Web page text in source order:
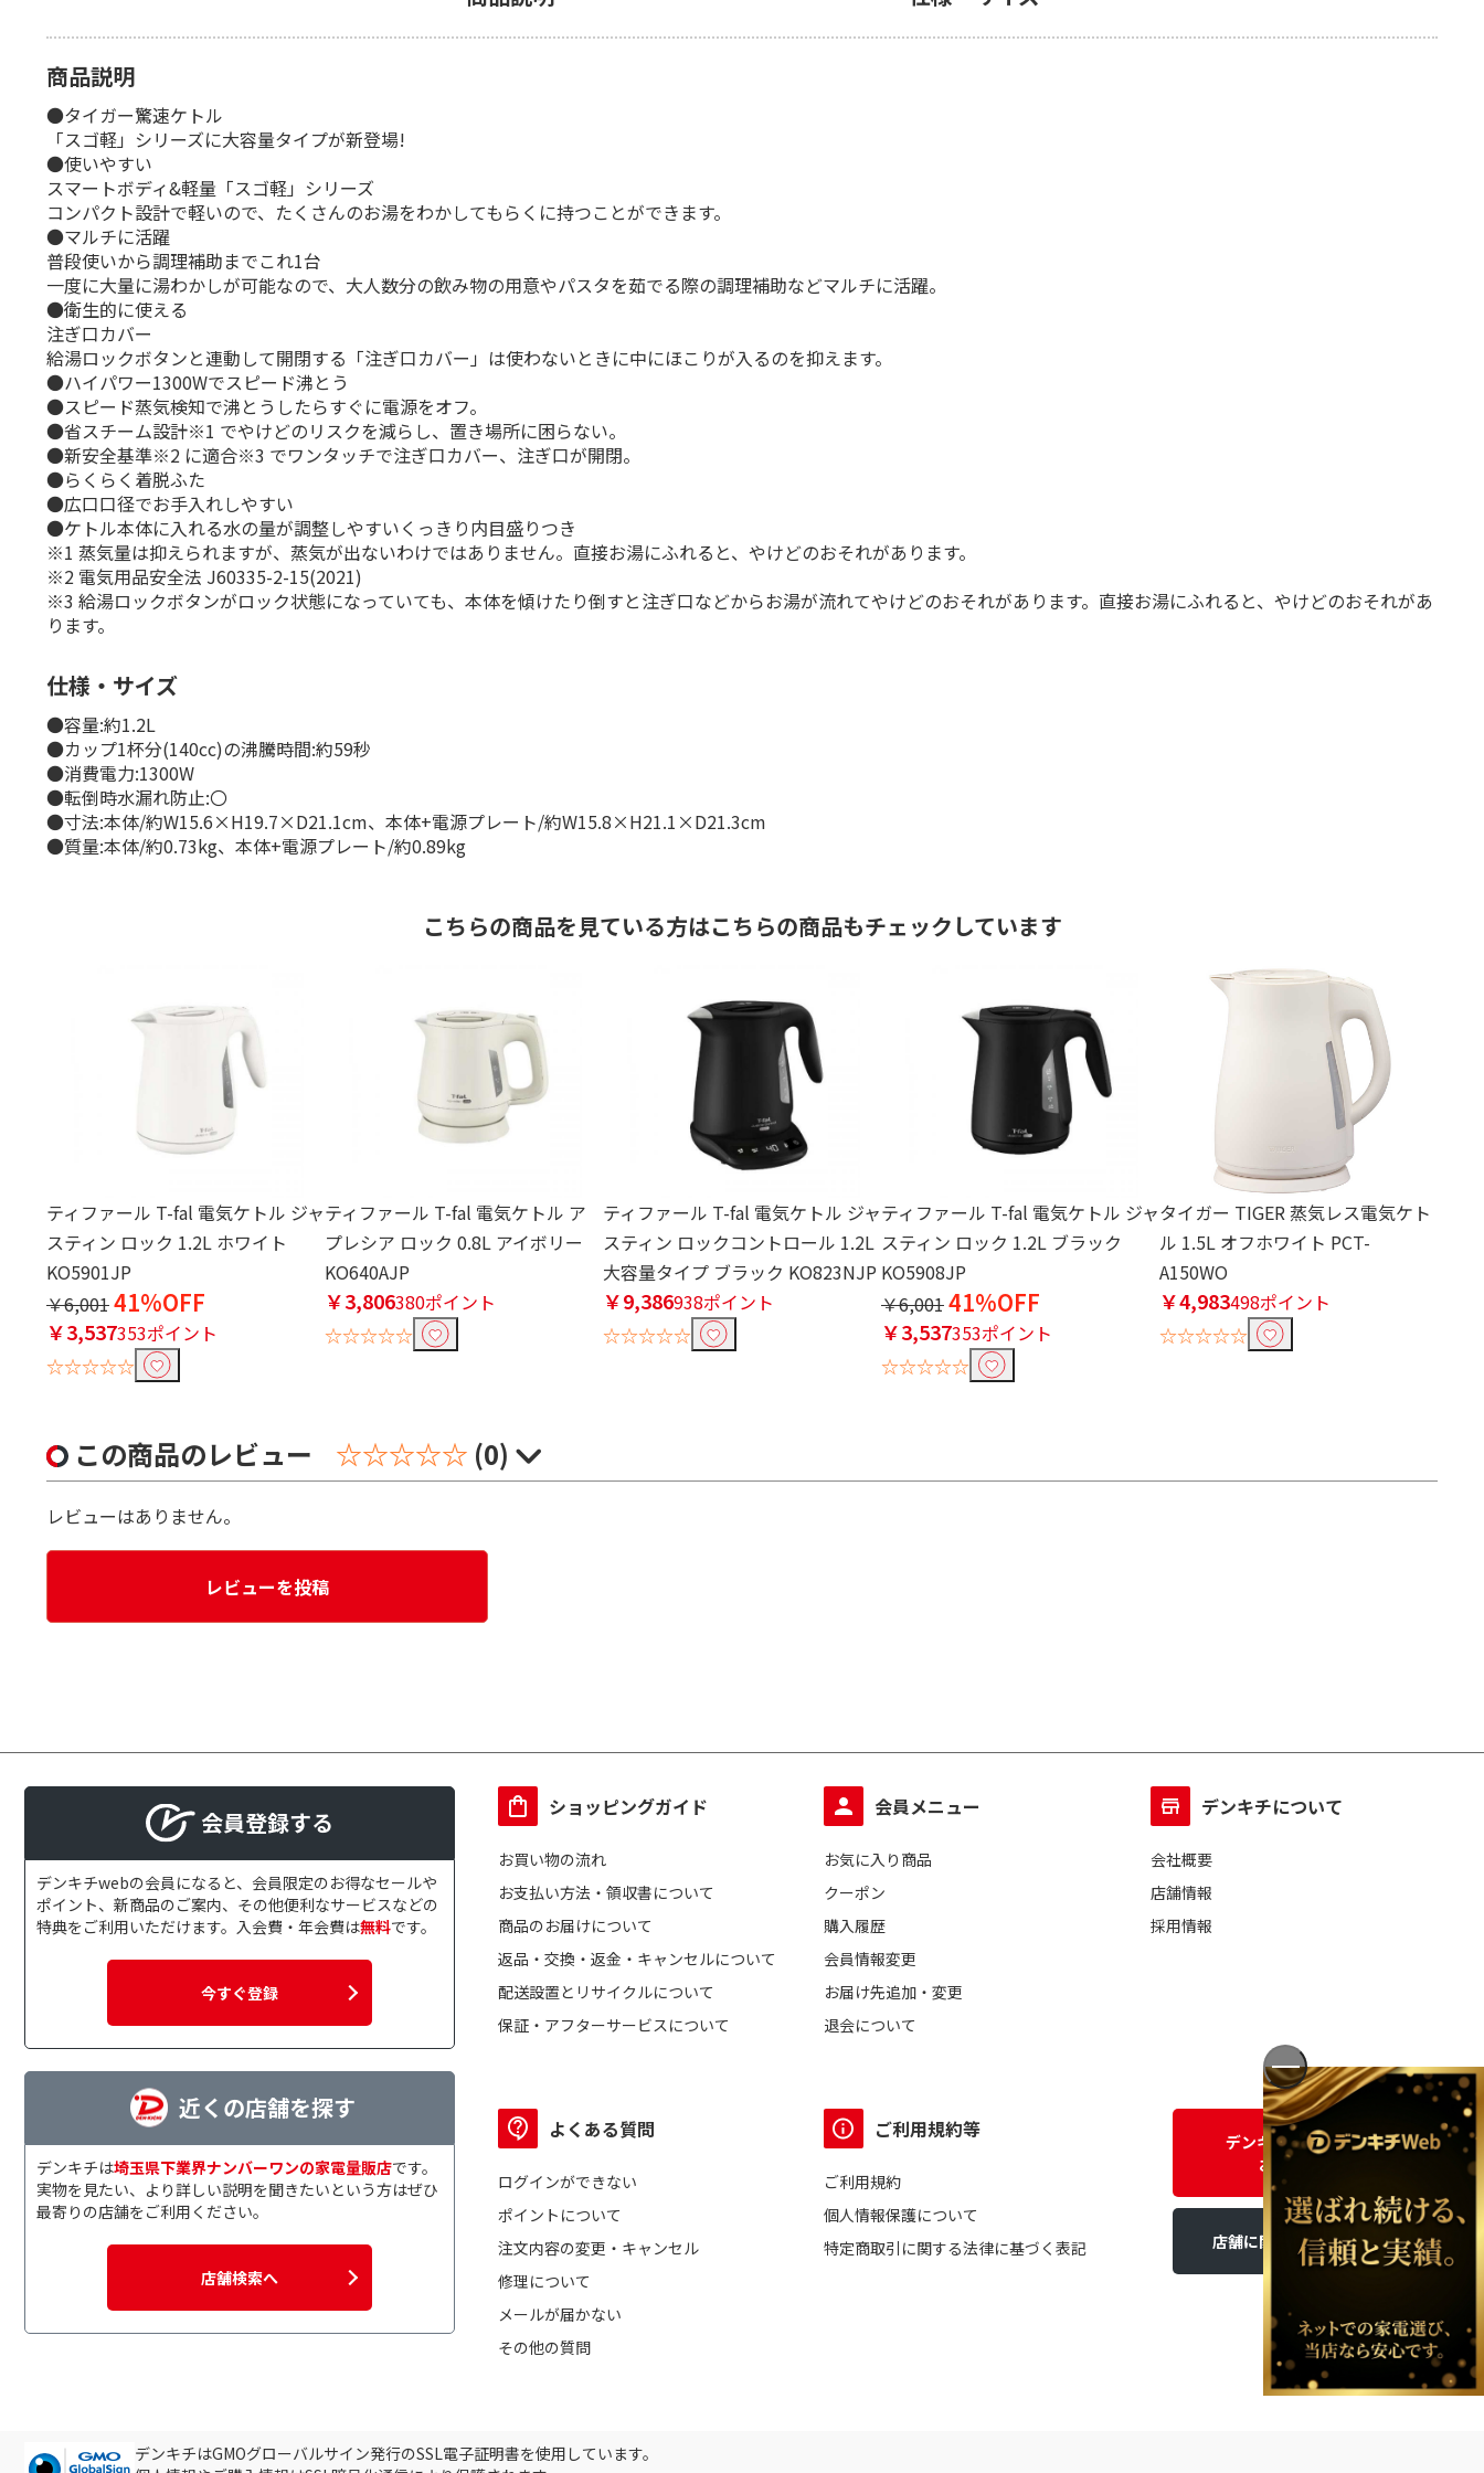
商品説明
●タイガー驚速ケトル
「スゴ軽」シリーズに大容量タイプが新登場!
●使いやすい
スマートボディ&軽量「スゴ軽」シリーズ
コンパクト設計で軽いので、たくさんのお湯をわかしてもらくに持つことができます。
●マルチに活躍
普段使いから調理補助までこれ1台
一度に大量に湯わかしが可能なので、大人数分の飲み物の用意やパスタを茹でる際の調理補助などマルチに活躍。
●衛生的に使える
注ぎ口カバー
給湯ロックボタンと連動して開閉する「注ぎ口カバー」は使わないときに中にほこりが入るのを抑えます。
●ハイパワー1300Wでスピード沸とう
●スピード蒸気検知で沸とうしたらすぐに電源をオフ。
●省スチーム設計※1 でやけどのリスクを減らし、置き場所に困らない。
●新安全基準※2 に適合※3 でワンタッチで注ぎ口カバー、注ぎ口が開閉。
●らくらく着脱ふた
●広口口径でお手入れしやすい
●ケトル本体に入れる水の量が調整しやすいくっきり内目盛りつき
※1 蒸気量は抑えられますが、蒸気が出ないわけではありません。直接お湯にふれると、やけどのおそれがあります。
※2 電気用品安全法 J60335-2-15(2021)
※3 給湯ロックボタンがロック状態になっていても、本体を傾けたり倒すと注ぎ口などからお湯が流れてやけどのおそれがあります。直接お湯にふれると、やけどのおそれがあ
ります。
仕様・サイズ
●容量:約1.2L
●カップ1杯分(140cc)の沸騰時間:約59秒
●消費電力:1300W
●転倒時水漏れ防止:〇
●寸法:本体/約W15.6×H19.7×D21.1cm、本体+電源プレート/約W15.8×H21.1×D21.3cm
●質量:本体/約0.73kg、本体+電源プレート/約0.89kg
こちらの商品を見ている方はこちらの商品もチェックしています
ティファール T-fal 電気ケトル ジャ
スティン ロック 1.2L ホワイト
KO5901JP
￥6,00141%OFF
￥3,537353ポイント
☆☆☆☆☆
ティファール T-fal 電気ケトル ア
プレシア ロック 0.8L アイボリー
KO640AJP
￥3,806380ポイント
☆☆☆☆☆
ティファール T-fal 電気ケトル ジャ
スティン ロックコントロール 1.2L
大容量タイプ ブラック KO823NJP
￥9,386938ポイント
☆☆☆☆☆
ティファール T-fal 電気ケトル ジャ
スティン ロック 1.2L ブラック
KO5908JP
￥6,00141%OFF
￥3,537353ポイント
☆☆☆☆☆
タイガー TIGER 蒸気レス電気ケト
ル 1.5L オフホワイト PCT-
A150WO
￥4,983498ポイント
☆☆☆☆☆
この商品のレビュー ☆☆☆☆☆ (0)
レビューはありません。
レビューを投稿
会員登録する
デンキチwebの会員になると、会員限定のお得なセールや
ポイント、新商品のご案内、その他便利なサービスなどの
特典をご利用いただけます。入会費・年会費は無料です。
今すぐ登録
近くの店舗を探す
デンキチは埼玉県下業界ナンバーワンの家電量販店です。
実物を見たい、より詳しい説明を聞きたいという方はぜひ
最寄りの店舗をご利用ください。
店舗検索へ
ショッピングガイド
お買い物の流れ
お支払い方法・領収書について
商品のお届けについて
返品・交換・返金・キャンセルについて
配送設置とリサイクルについて
保証・アフターサービスについて
会員メニュー
お気に入り商品
クーポン
購入履歴
会員情報変更
お届け先追加・変更
退会について
デンキチについて
会社概要
店舗情報
採用情報
よくある質問
ログインができない
ポイントについて
注文内容の変更・キャンセル
修理について
メールが届かない
その他の質問
ご利用規約等
ご利用規約
個人情報保護について
特定商取引に関する法律に基づく表記
デンキチWEBに関する
お問い合わせ
店舗に関するお問い合わせ
デンキチはGMOグローバルサイン発行のSSL電子証明書を使用しています。